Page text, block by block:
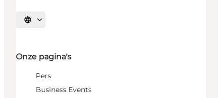
Selecteer taal
Onze pagina's
Pers
Business Events